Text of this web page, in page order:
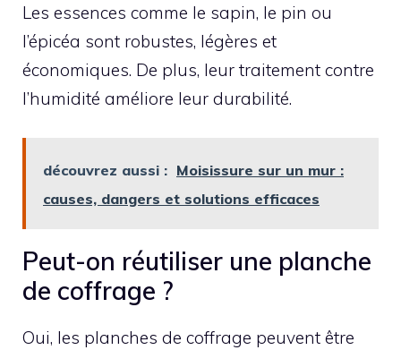
Les essences comme le sapin, le pin ou
l’épicéa sont robustes, légères et
économiques. De plus, leur traitement contre
l’humidité améliore leur durabilité.
découvrez aussi : Moisissure sur un mur :
causes, dangers et solutions efficaces
Peut-on réutiliser une planche
de coffrage ?
Oui, les planches de coffrage peuvent être